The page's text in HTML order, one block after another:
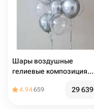
Шары воздушные
гелиевые композиция
4.94659 29 639